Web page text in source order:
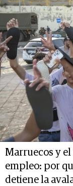
Marruecos y
empleo: por
detiene la